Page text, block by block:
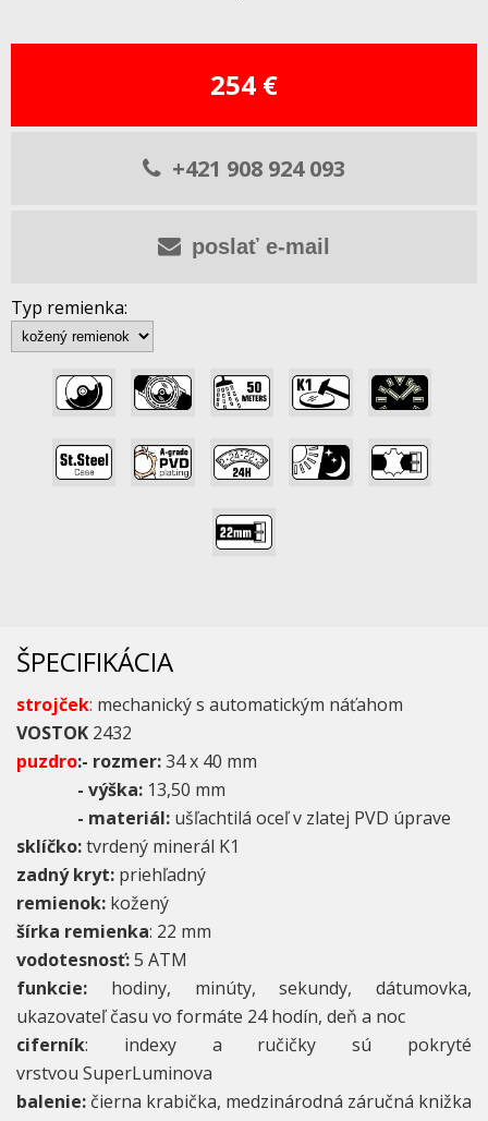
254 €
+421 908 924 093
poslať e-mail
Typ remienka:
ŠPECIFIKÁCIA
strojček: mechanický s automatickým náťahom
VOSTOK 2432
puzdro:- rozmer:34 x 40 mm
- výška: 13,50 mm
- materiál: ušľachtilá oceľ v zlatej PVD úprave
sklíčko:tvrdený minerál K1
zadný kryt: priehľadný
remienok: kožený
šírka remienka: 22 mm
vodotesnosť:5 ATM
funkcie: hodiny, minúty, sekundy, dátumovka,
ukazovateľ času vo formáte 24 hodín, deň a noc
ciferník: indexy a ručičky sú pokryté
vrstvou SuperLuminova
balenie: čierna krabička, medzinárodná záručná knižka